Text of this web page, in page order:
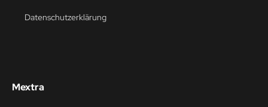
Datenschutzerklärung
Mextra